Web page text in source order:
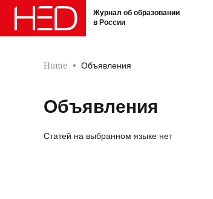
Журнал об образовании
в России
Home Объявления
Объявления
Статей на выбранном языке нет